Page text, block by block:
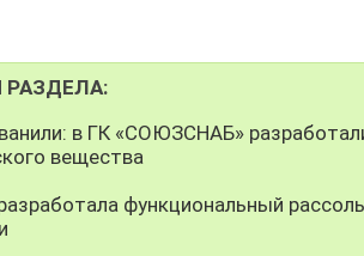
РАЗДЕЛА:
в ГК «СОЮЗСНАБ»
вещества
функциональный